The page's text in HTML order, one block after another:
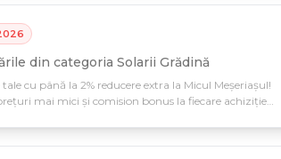
din categoria Solarii Grădină
cu până la 2% reducere extra la Micul Meșeriașul!
mai mici și comision bonus la fiecare achiziție